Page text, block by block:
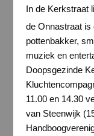
In de Kerkstraat
de Onnastraat is
pottenbakker,
muziek en
Doopsgezinde
11.00 en 14.30
van Steenwijk